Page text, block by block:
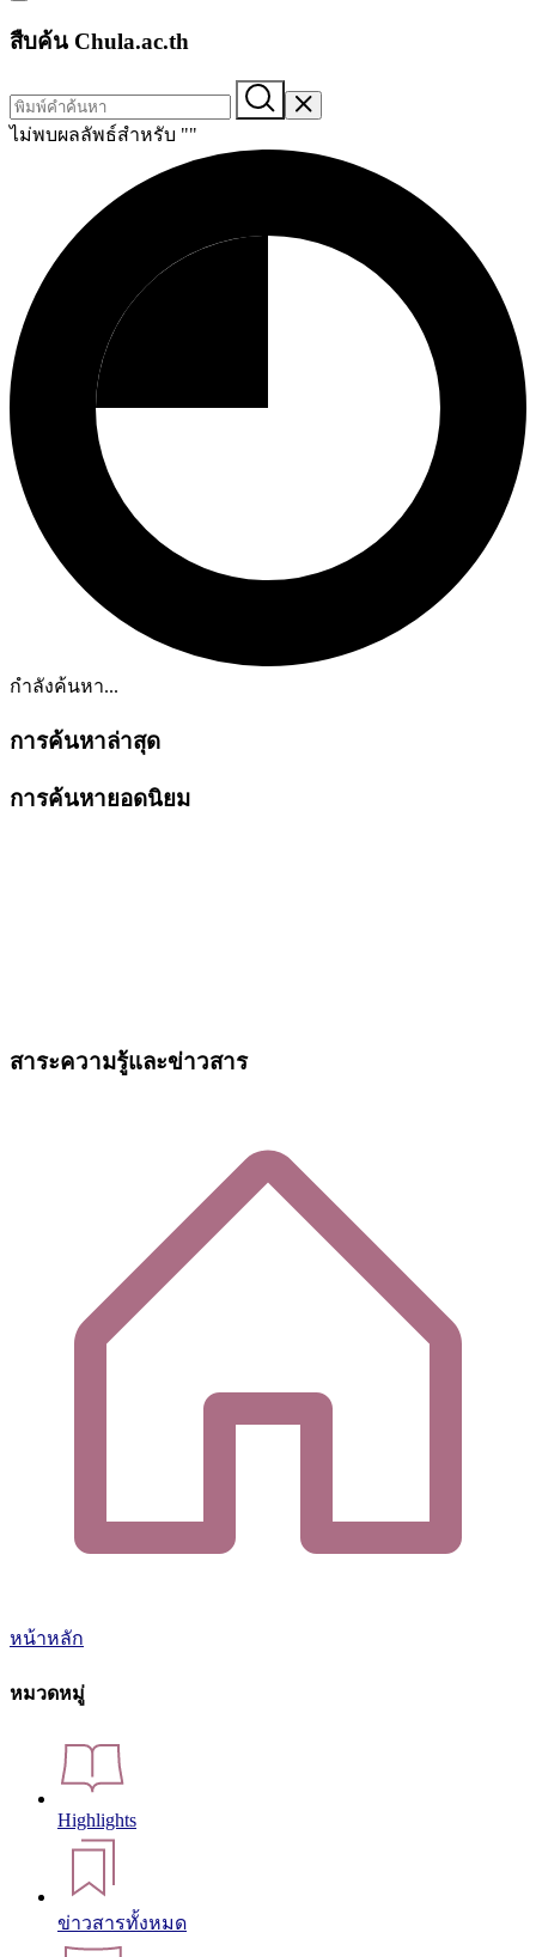
สืบค้น Chula.ac.th
ไม่พบผลลัพธ์สำหรับ ""
กำลังค้นหา...
การค้นหาล่าสุด
การค้นหายอดนิยม
สาระความรู้และข่าวสาร
หน้าหลัก
หมวดหมู่
Highlights
ข่าวสารทั้งหมด